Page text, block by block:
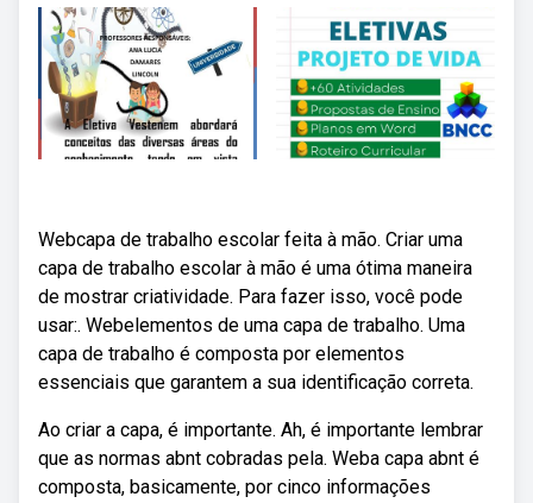
Webcapa de trabalho escolar feita à mão. Criar uma
capa de trabalho escolar à mão é uma ótima maneira
de mostrar criatividade. Para fazer isso, você pode
usar:. Webelementos de uma capa de trabalho. Uma
capa de trabalho é composta por elementos
essenciais que garantem a sua identificação correta.
Ao criar a capa, é importante. Ah, é importante lembrar
que as normas abnt cobradas pela. Weba capa abnt é
composta, basicamente, por cinco informações